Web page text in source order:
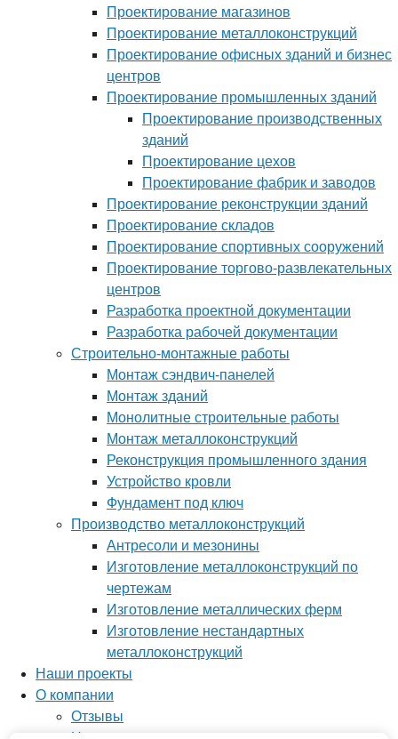
Проектирование магазинов
Проектирование металлоконструкций
Проектирование офисных зданий и бизнес
центров
Проектирование промышленных зданий
Проектирование производственных
зданий
Проектирование цехов
Проектирование фабрик и заводов
Проектирование реконструкции зданий
Проектирование складов
Проектирование спортивных сооружений
Проектирование торгово-развлекательных
центров
Разработка проектной документации
Разработка рабочей документации
Строительно-монтажные работы
Монтаж сэндвич-панелей
Монтаж зданий
Монолитные строительные работы
Монтаж металлоконструкций
Реконструкция промышленного здания
Устройство кровли
Фундамент под ключ
Производство металлоконструкций
Антресоли и мезонины
Изготовление металлоконструкций по
чертежам
Изготовление металлических ферм
Изготовление нестандартных
металлоконструкций
Наши проекты
О компании
Отзывы